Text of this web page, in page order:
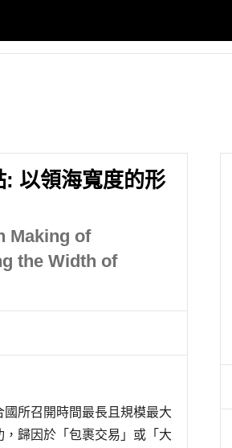
: 以領海寬度的形
Making of
the Width of
國所召開時間最長且規模最大
歸因於「包裹交易」或「大